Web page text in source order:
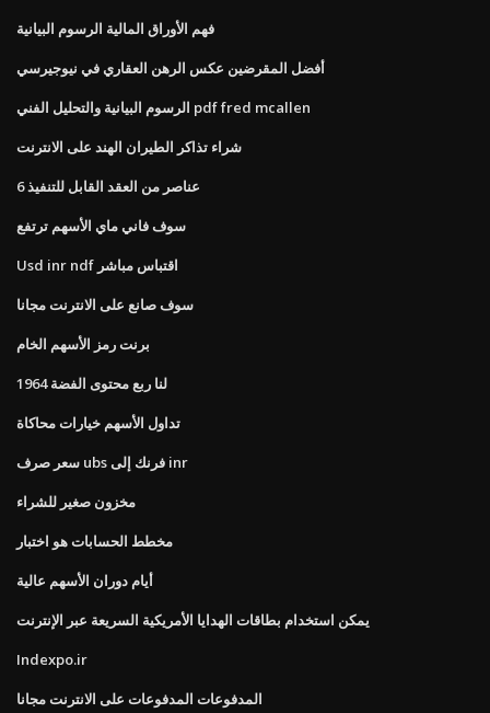
فهم الأوراق المالية الرسوم البيانية
أفضل المقرضين عكس الرهن العقاري في نيوجيرسي
الرسوم البيانية والتحليل الفني pdf fred mcallen
شراء تذاكر الطيران الهند على الانترنت
6 عناصر من العقد القابل للتنفيذ
سوف فاني ماي الأسهم ترتفع
Usd inr ndf اقتباس مباشر
سوف صانع على الانترنت مجانا
برنت رمز الأسهم الخام
1964 لنا ربع محتوى الفضة
تداول الأسهم خيارات محاكاة
سعر صرف ubs فرنك إلى inr
مخزون صغير للشراء
مخطط الحسابات هو اختبار
أيام دوران الأسهم عالية
يمكن استخدام بطاقات الهدايا الأمريكية السريعة عبر الإنترنت
Indexpo.ir
المدفوعات المدفوعات على الانترنت مجانا